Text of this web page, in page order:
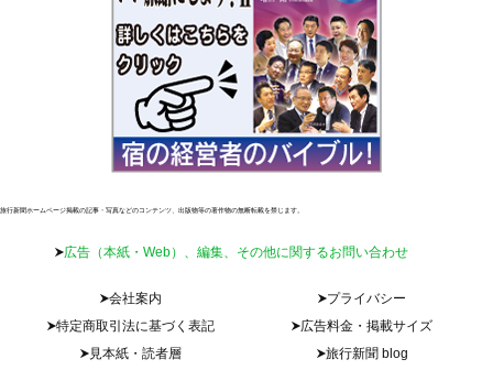
旅行新聞ホームページ掲載の記事・写真などのコンテンツ、出版物等の著作物の無断転載を禁じます。
広告（本紙・Web）、編集、その他に関するお問い合わせ
会社案内
プライバシー
特定商取引法に基づく表記
広告料金・掲載サイズ
見本紙・読者層
旅行新聞 blog